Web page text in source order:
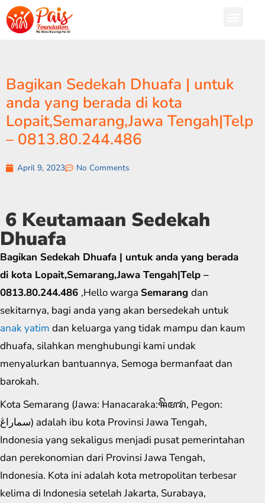
Bagikan Sedekah Dhuafa | untuk
anda yang berada di kota
Lopait,Semarang,Jawa Tengah|Telp
– 0813.80.244.486
April 9, 2023 No Comments
6 Keutamaan Sedekah
Dhuafa
Bagikan Sedekah Dhuafa | untuk anda yang berada
di kota Lopait,Semarang,Jawa Tengah|Telp –
0813.80.244.486 ,Hello warga Semarang dan
sekitarnya, bagi anda yang akan bersedekah untuk
anak yatim dan keluarga yang tidak mampu dan kaum
dhuafa, silahkan menghubungi kami undak
menyalurkan bantuannya, Semoga bermanfaat dan
barokah.
Kota Semarang (Jawa: Hanacaraka:ꦯꦼꦩꦫꦁ​, Pegon:
سماراڠ) adalah ibu kota Provinsi Jawa Tengah,
Indonesia yang sekaligus menjadi pusat pemerintahan
dan perekonomian dari Provinsi Jawa Tengah,
Indonesia. Kota ini adalah kota metropolitan terbesar
kelima di Indonesia setelah Jakarta, Surabaya,